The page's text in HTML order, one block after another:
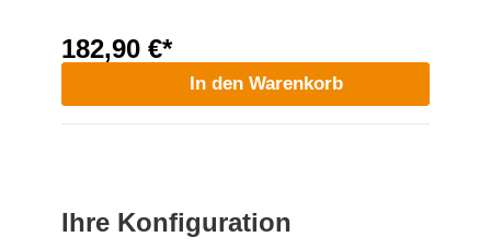
182,90 €*
In den Warenkorb
Ihre Konfiguration